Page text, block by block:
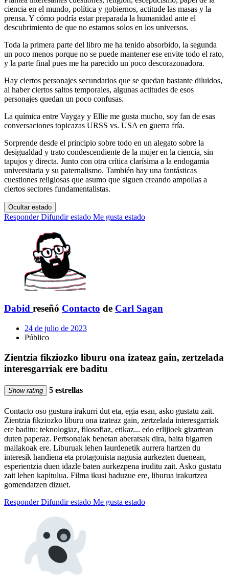
ciencia en el mundo, política y gobiernos, actitude las masas y la
prensa. Y cómo podría estar preparada la humanidad ante el
descubrimiento de que no estamos solos en los universos.
Toda la primera parte del libro me ha tenido absorbido, la segunda
un poco menos porque no se puede mantener ese envite todo el rato,
y la parte final pues me ha parecido un poco descorazonadora.
Hay ciertos personajes secundarios que se quedan bastante diluidos,
al haber ciertos saltos temporales, algunas actitudes de esos
personajes quedan un poco confusas.
La química entre Vaygay y Ellie me gusta mucho, soy fan de esas
conversaciones topicazas URSS vs. USA en guerra fría.
Sorprende desde el principio sobre todo en un alegato sobre la
desigualdad y trato condescendiente de la mujer en la ciencia, sin
tapujos y directa. Junto con otra crítica clarísima a la endogamia
universitaria y su paternalismo. También hay una fantásticas
cuestiones religiosas que asumo que siguen creando ampollas a
ciertos sectores fundamentalistas.
Ocultar estado
Responder Difundir estado Me gusta estado
Dabid reseñó Contacto de Carl Sagan
24 de julio de 2023
Público
Zientzia fikziozko liburu ona izateaz gain, zertzelada
interesgarriak ere baditu
Show rating 5 estrellas
Contacto oso gustura irakurri dut eta, egia esan, asko gustatu zait.
Zientzia fikziozko liburu ona izateaz gain, zertzelada interesgarriak
ere baditu: teknologiaz, filosofiaz, etikaz... edo erlijioek gizartean
duten paperaz. Pertsonaiak benetan aberatsak dira, baita bigarren
mailakoak ere. Liburuak lehen laurdenetik aurrera hartzen du
interesik handiena eta protagonista nagusia aurkezten duenean,
esperientzia duen idazle baten aurkezpena iruditu zait. Asko gustatu
zait lehen kapitulua. Filma ikusi baduzue ere, liburua irakurtzea
gomendatzen dizuet.
Responder Difundir estado Me gusta estado